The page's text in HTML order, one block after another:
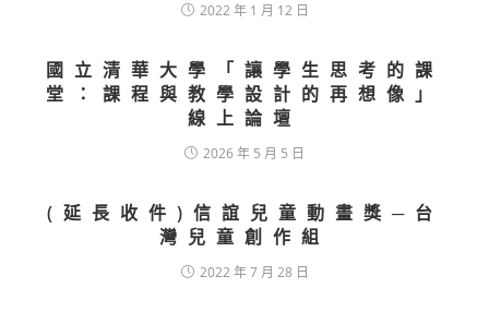
2022 年 1 月 12 日
國立清華大學「讓學生思考的課
堂：課程與教學設計的再想像」
線上論壇
2026 年 5 月 5 日
(延長收件)信誼兒童動畫獎─台
灣兒童創作組
2022 年 7 月 28 日